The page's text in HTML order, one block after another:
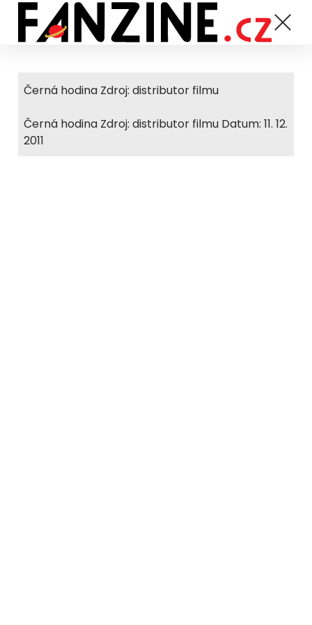
Černá hodina Zdroj: distributor filmu
Černá hodina Zdroj: distributor filmu Datum: 11. 12.
2011